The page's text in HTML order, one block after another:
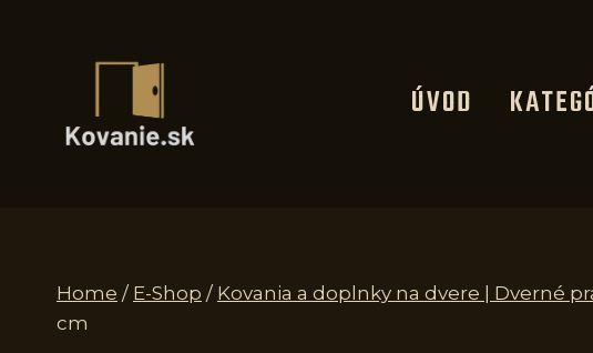
ÚVOD
Home / E-Shop / Kovania a doplnky na dvere | Dverné
cm